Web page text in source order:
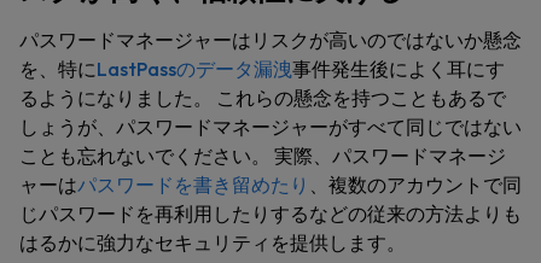
パスワードマネージャーはリスクが高いのではないか懸念
を、特にLastPassのデータ漏洩事件発生後によく耳にす
るようになりました。 これらの懸念を持つこともあるで
しょうが、パスワードマネージャーがすべて同じではない
ことも忘れないでください。 実際、パスワードマネージ
ャーはパスワードを書き留めたり 、複数のアカウントで同
じパスワードを再利用したりするなどの従来の方法よりも
はるかに強力なセキュリティを提供します。